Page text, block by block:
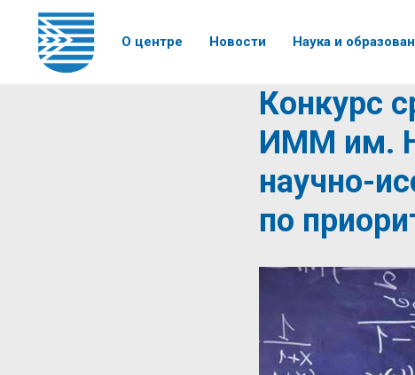
О центре Новости Наука и
Конкурс
ИММ им.
научно-
по